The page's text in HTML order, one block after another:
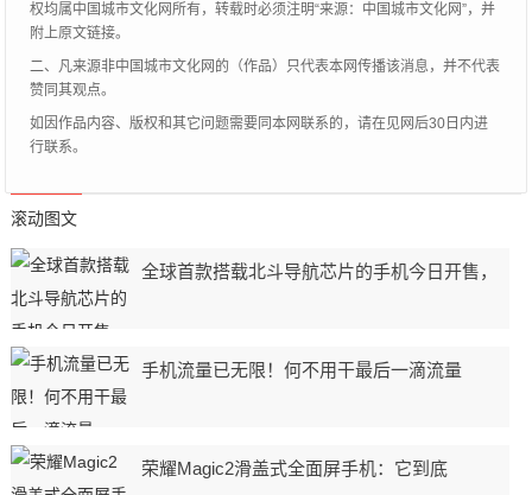
权均属中国城市文化网所有，转载时必须注明“来源：中国城市文化网”，并
附上原文链接。
二、凡来源非中国城市文化网的（作品）只代表本网传播该消息，并不代表
赞同其观点。
如因作品内容、版权和其它问题需要同本网联系的，请在见网后30日内进
行联系。
滚动图文
全球首款搭载北斗导航芯片的手机今日开售，
手机流量已无限！何不用干最后一滴流量
荣耀Magic2滑盖式全面屏手机：它到底